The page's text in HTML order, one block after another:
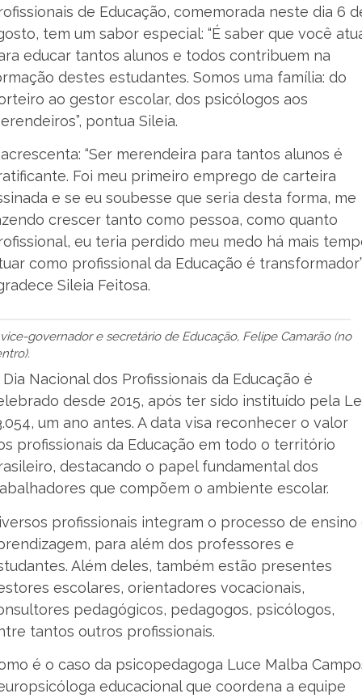
de Educação, comemorada neste dia 6
tem um sabor especial: “É saber que você
educar tantos alunos e todos contribuem na
destes estudantes. Somos uma família: do
ao gestor escolar, dos psicólogos aos
pontua Sileia.
“Ser merendeira para tantos alunos é
Foi meu primeiro emprego de carteira
e se eu soubesse que seria desta forma, me
crescer tanto como pessoa, como quanto
eu teria perdido meu medo há mais
como profissional da Educação é
Sileia Feitosa.
governador e secretário de Educação, Felipe Camarão (no
Dia Nacional dos Profissionais da Educação é
desde 2015, após ter sido instituído pela
um ano antes. A data visa reconhecer o valor
profissionais da Educação em todo o território
destacando o papel fundamental dos
que compõem o ambiente escolar.
profissionais integram o processo de ensino
para além dos professores e
Além deles, também estão presentes
escolares, orientadores vocacionais,
pedagógicos, pedagogos, psicólogos,
tantos outros profissionais.
é o caso da psicopedagoga Luce Malba
educacional que coordena a equipe